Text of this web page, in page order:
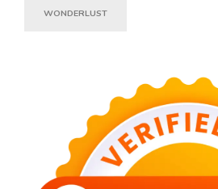
WONDERLUST